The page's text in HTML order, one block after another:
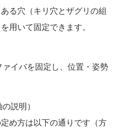
る穴（キリ穴とザグリの組
用いて固定できます。
ァイバを固定し、位置・姿勢
説明）
め方は以下の通りです（方